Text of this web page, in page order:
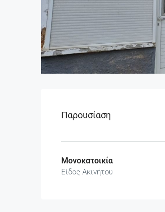
Παρουσίαση
Μονοκατοικία
Είδος Ακινήτου